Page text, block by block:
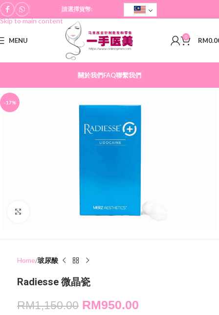
Skip to navigation
Skip to main content
請選擇貨幣:
MENU 0 RM
關於我們FAQ聯繫我們
-17%
Home 玻尿酸
Radiesse 微晶瓷
RM1,150.00 RM950.00